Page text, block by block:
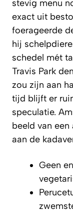
stevig menu
exact uit
foerageerde
hij
schedel mét
Travis Park
zou zijn aan
tijd blijft er
speculatie.
beeld van
aan de
Geen